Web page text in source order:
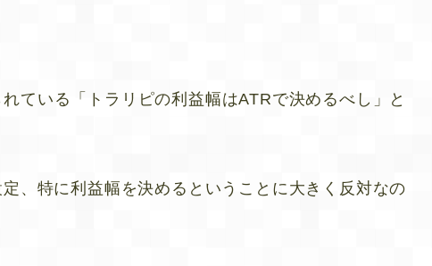
ている「トラリピの利益幅はATRで決めるべし」と
、特に利益幅を決めるということに大きく反対なの